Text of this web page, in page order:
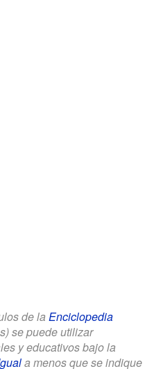
de la Enciclopedia
se puede utilizar
y educativos bajo la
a menos que se indique